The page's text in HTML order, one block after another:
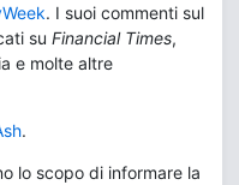
. I suoi commenti sul
su Financial Times,
e molte altre
.
lo scopo di informare la